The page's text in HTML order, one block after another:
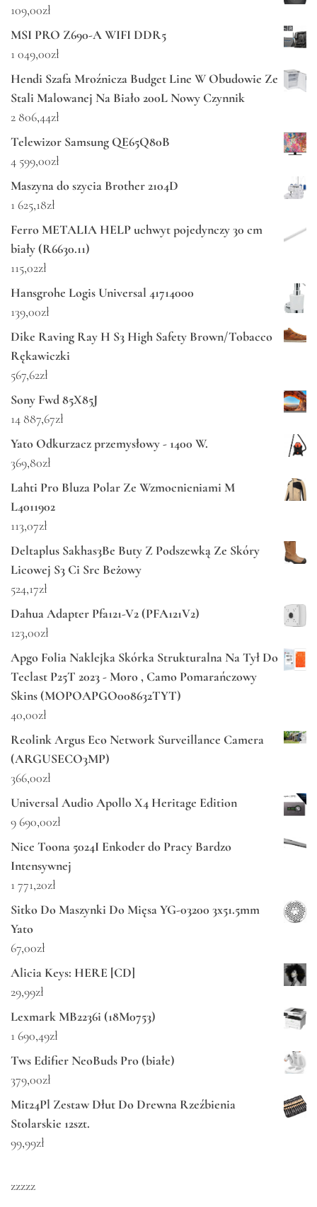
109,00zł
MSI PRO Z690-A WIFI DDR5
1 049,00zł
Hendi Szafa Mroźnicza Budget Line W Obudowie Ze
Stali Malowanej Na Biało 200L Nowy Czynnik
2 806,44zł
Telewizor Samsung QE65Q80B
4 599,00zł
Maszyna do szycia Brother 2104D
1 625,18zł
Ferro METALIA HELP uchwyt pojedynczy 30 cm
biały (R6630.11)
115,02zł
Hansgrohe Logis Universal 41714000
139,00zł
Dike Raving Ray H S3 High Safety Brown/Tobacco
Rękawiczki
567,62zł
Sony Fwd 85X85J
14 887,67zł
Yato Odkurzacz przemysłowy - 1400 W.
369,80zł
Lahti Pro Bluza Polar Ze Wzmocnieniami M
L4011902
113,07zł
Deltaplus Sakhas3Be Buty Z Podszewką Ze Skóry
Licowej S3 Ci Src Beżowy
524,17zł
Dahua Adapter Pfa121-V2 (PFA121V2)
123,00zł
Apgo Folia Naklejka Skórka Strukturalna Na Tył Do
Teclast P25T 2023 - Moro , Camo Pomarańczowy
Skins (MOPOAPGO008632TYT)
40,00zł
Reolink Argus Eco Network Surveillance Camera
(ARGUSECO3MP)
366,00zł
Universal Audio Apollo X4 Heritage Edition
9 690,00zł
Nice Toona 5024I Enkoder do Pracy Bardzo
Intensywnej
1 771,20zł
Sitko Do Maszynki Do Mięsa YG-03200 3x51.5mm
Yato
67,00zł
Alicia Keys: HERE [CD]
29,99zł
Lexmark MB2236i (18M0753)
1 690,49zł
Tws Edifier NeoBuds Pro (białe)
379,00zł
Mit24Pl Zestaw Dłut Do Drewna Rzeźbienia
Stolarskie 12szt.
99,99zł
zzzzz